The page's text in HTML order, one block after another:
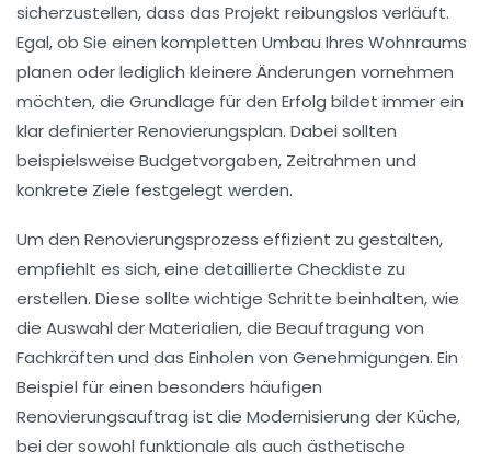
sicherzustellen, dass das Projekt reibungslos verläuft.
Egal, ob Sie einen kompletten Umbau Ihres Wohnraums
planen oder lediglich kleinere Änderungen vornehmen
möchten, die Grundlage für den Erfolg bildet immer ein
klar definierterRenovierungsplan. Dabei sollten
beispielsweise Budgetvorgaben, Zeitrahmen und
konkrete Ziele festgelegt werden.
Um den Renovierungsprozess effizient zu gestalten,
empfiehlt es sich, eine detaillierte Checkliste zu
erstellen. Diese sollte wichtige Schritte beinhalten, wie
die Auswahl der Materialien, die Beauftragung von
Fachkräften und das Einholen von Genehmigungen. Ein
Beispiel für einen besonders häufigen
Renovierungsauftrag ist die Modernisierung der Küche,
bei der sowohl funktionale als auch ästhetische